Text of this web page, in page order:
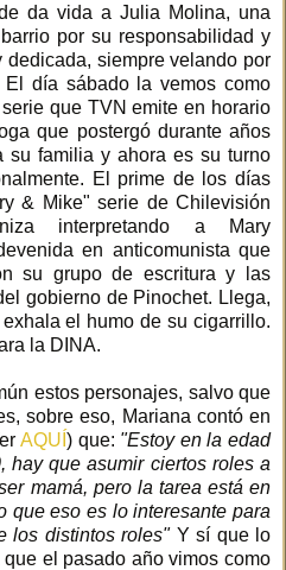
da vida a Julia Molina, una
por su responsabilidad y
dedicada, siempre velando por
día sábado la vemos como
que TVN emite en horario
que postergó durante años
su familia y ahora es su turno
El prime de los días
& Mike" serie de Chilevisión
interpretando a Mary
en anticomunista que
su grupo de escritura y las
gobierno de Pinochet. Llega,
el humo de su cigarrillo.
la DINA.
estos personajes, salvo que
sobre eso, Mariana contó en
AQUÍ ) que: "Estoy en la edad
hay que asumir ciertos roles a
mamá, pero la tarea está en
que eso es lo interesante para
los distintos roles"Y sí que lo
el pasado año vimos como